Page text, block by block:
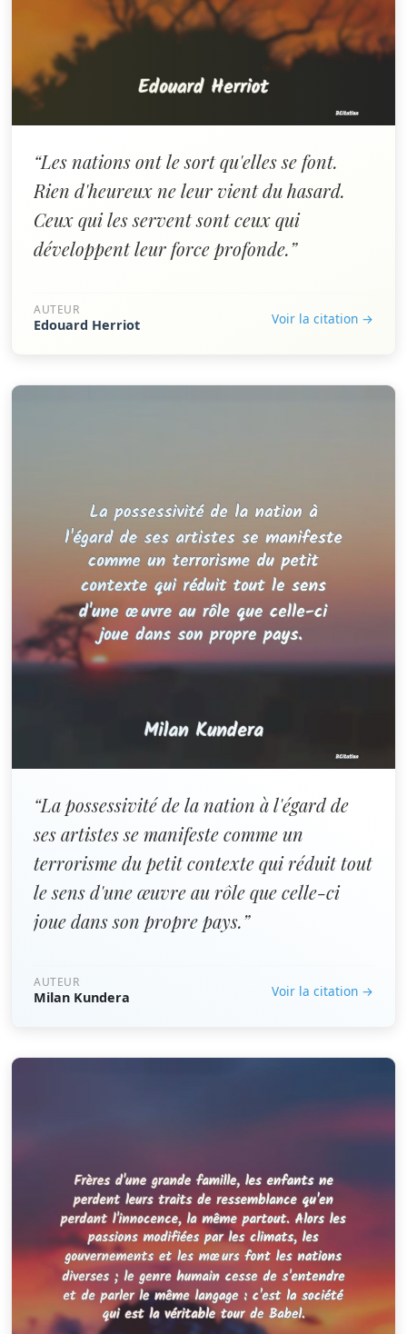
“Les nations ont le sort qu'elles se font.
Rien d'heureux ne leur vient du hasard.
Ceux qui les servent sont ceux qui
développent leur force profonde.”
AUTEUR
Edouard Herriot Voir la citation →
“La possessivité de la nation à l'égard de
ses artistes se manifeste comme un
terrorisme du petit contexte qui réduit tout
le sens d'une œuvre au rôle que celle-ci
joue dans son propre pays.”
AUTEUR
Milan Kundera Voir la citation →